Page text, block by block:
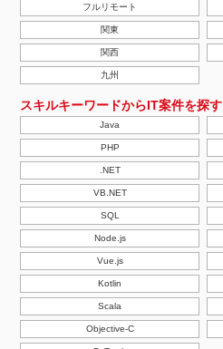
フルリモート
関東
関西
九州
スキルキーワードからIT案件を探す
Java
PHP
.NET
VB.NET
SQL
Node.js
Vue.js
Kotlin
Scala
Objective-C